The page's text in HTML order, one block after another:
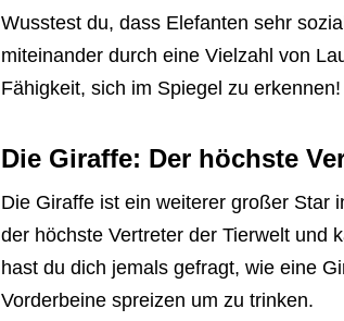
Wusstest du, dass Elefanten sehr
miteinander durch eine Vielzahl von
Fähigkeit, sich im Spiegel zu erkennen!
Die Giraffe: Der höchste
Die Giraffe ist ein weiterer großer Star
der höchste Vertreter der Tierwelt und
hast du dich jemals gefragt, wie eine
Vorderbeine spreizen um zu trinken.